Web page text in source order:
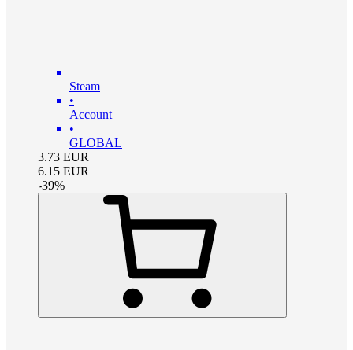
Steam
•
Account
•
GLOBAL
3.73 EUR
6.15 EUR
-39%